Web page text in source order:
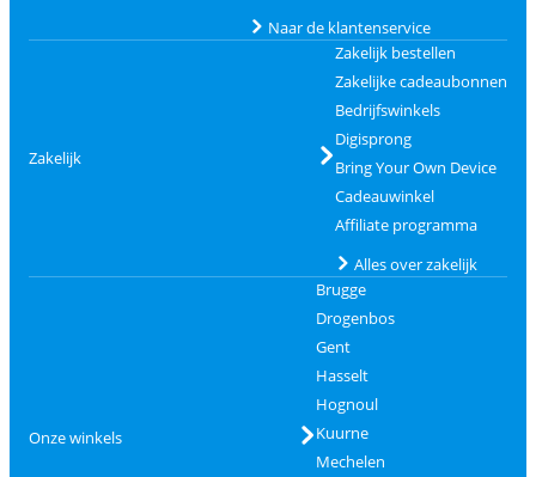
Naar de klantenservice
Zakelijk
Zakelijk bestellen
Zakelijke cadeaubonnen
Bedrijfswinkels
Digisprong
Bring Your Own Device
Cadeauwinkel
Affiliate programma
Alles over zakelijk
Onze winkels
Brugge
Drogenbos
Gent
Hasselt
Hognoul
Kuurne
Mechelen